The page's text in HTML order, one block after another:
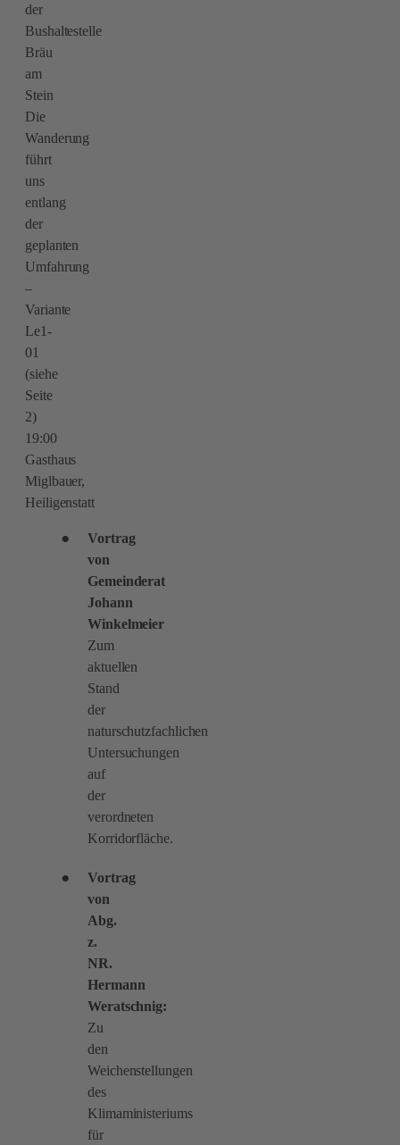
der
Bushaltestelle
Bräu
am
Stein
Die
Wanderung
führt
uns
entlang
der
geplanten
Umfahrung
–
Variante
Le1-
01
(siehe
Seite
2)
19:00
Gasthaus
Miglbauer,
Heiligenstatt
Vortrag
von
Gemeinderat
Johann
Winkelmeier
Zum
aktuellen
Stand
der
naturschutzfachlichen
Untersuchungen
auf
der
verordneten
Korridorfläche.
Vortrag
von
Abg.
z.
NR.
Hermann
Weratschnig:
Zu
den
Weichenstellungen
des
Klimaministeriums
für